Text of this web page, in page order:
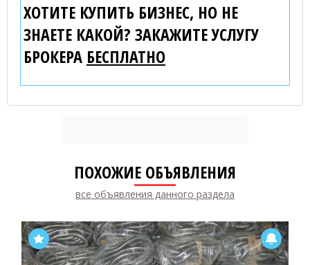
ХОТИТЕ КУПИТЬ БИЗНЕС, НО НЕ
ЗНАЕТЕ КАКОЙ? ЗАКАЖИТЕ УСЛУГУ
БРОКЕРА БЕСПЛАТНО
ПОХОЖИЕ ОБЪЯВЛЕНИЯ
все объявления данного раздела